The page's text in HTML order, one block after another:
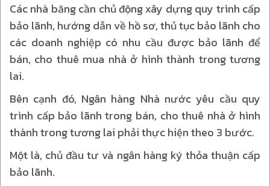
Các nhà băng cần chủ động xây dựng quy trình cấp
bảo lãnh, hướng dẫn về hồ sơ, thủ tục bảo lãnh cho
các doanh nghiệp có nhu cầu được bảo lãnh để
bán, cho thuê mua nhà ở hình thành trong tương
lai.
Bên cạnh đó, Ngân hàng Nhà nước yêu cầu quy
trình cấp bảo lãnh trong bán, cho thuê nhà ở hình
thành trong tương lai phải thực hiện theo 3 bước.
Một là, chủ đầu tư và ngân hàng ký thỏa thuận cấp
bảo lãnh.